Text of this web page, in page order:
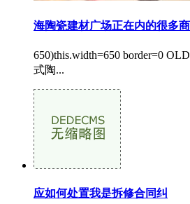
海陶瓷建材广场正在内的很多
650)this.width=650 border=0
式陶...
应如何处置我是拆修合同纠